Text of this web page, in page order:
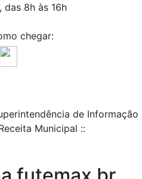
das 8h às 16h
chegar:
de Informação
Municipal ::